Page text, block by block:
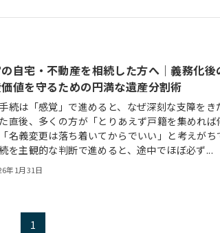
自宅・不動産を相続した方へ｜義務化後
値を守るための円満な遺産分割術
続は「感覚」で進めると、なぜ深刻な支障をき
直後、多くの方が「とりあえず戸籍を集めれば
名義変更は落ち着いてからでいい」と考えが
を主観的な判断で進めると、途中でほぼ必ず...
年1月31日
1